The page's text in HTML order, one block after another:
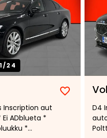
1/24
Lisää
suosikiksi
Poista
Inscription aut
ADblueta *
*
D4